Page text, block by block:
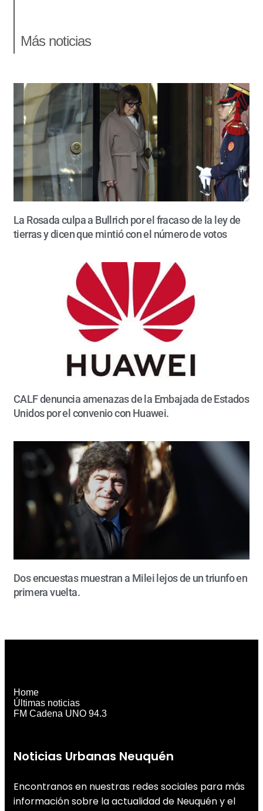
Más noticias
La Rosada culpa a Bullrich por el fracaso de la ley de
tierras y dicen que mintió con el número de votos
CALF denuncia amenazas de la Embajada de Estados
Unidos por el convenio con Huawei.
Dos encuestas muestran a Milei lejos de un triunfo en
primera vuelta.
Noticias Urbanas Neuquén
Encontranos en nuestras redes sociales para más
información sobre la actualidad de Neuquén y el
Home
Últimas noticias
FM Cadena UNO 94.3